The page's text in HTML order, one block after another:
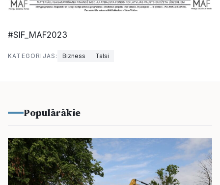
#SIF_MAF2023
KATEGORIJAS: Bizness Talsi
Populārākie